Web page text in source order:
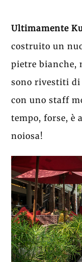
Ultimamente
costruito un
pietre bianche,
sono rivestiti
con uno staff
tempo, forse, è
noiosa!